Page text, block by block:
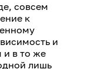
совсем
к
и
и в то же
лишь